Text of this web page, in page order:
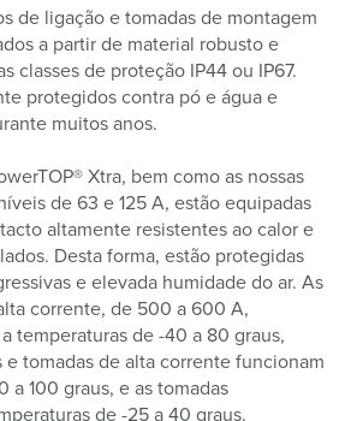
de ligação e tomadas de montagem
a partir de material robusto e
classes de proteção IP44 ou IP67.
protegidos contra pó e água e
muitos anos.
Xtra, bem como as nossas
de 63 e 125 A, estão equipadas
altamente resistentes ao calor e
Desta forma, estão protegidas
e elevada humidade do ar. As
corrente, de 500 a 600 A,
temperaturas de -40 a 80 graus,
e tomadas de alta corrente funcionam
a 100 graus, e as tomadas
de -25 a 40 graus.